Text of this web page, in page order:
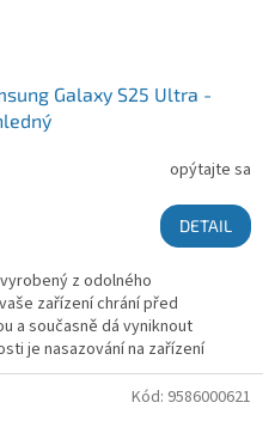
Galaxy S25 Ultra -
opýtajte sa
DETAIL
z odolného
zařízení chrání před
a současně dá vyniknout
je nasazování na zařízení
Kód: 9586000621